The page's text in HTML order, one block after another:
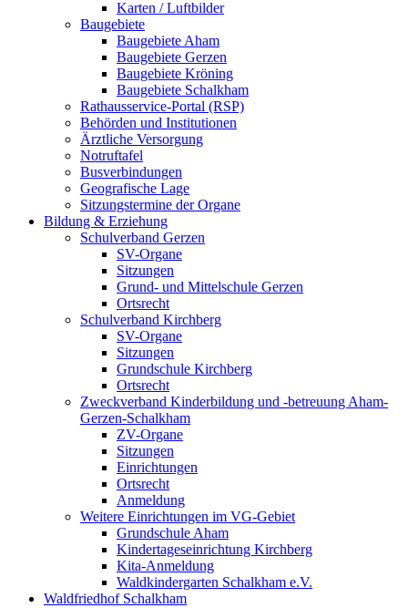
Karten / Luftbilder
Baugebiete
Baugebiete Aham
Baugebiete Gerzen
Baugebiete Kröning
Baugebiete Schalkham
Rathausservice-Portal (RSP)
Behörden und Institutionen
Ärztliche Versorgung
Notruftafel
Busverbindungen
Geografische Lage
Sitzungstermine der Organe
Bildung & Erziehung
Schulverband Gerzen
SV-Organe
Sitzungen
Grund- und Mittelschule Gerzen
Ortsrecht
Schulverband Kirchberg
SV-Organe
Sitzungen
Grundschule Kirchberg
Ortsrecht
Zweckverband Kinderbildung und -betreuung Aham-
Gerzen-Schalkham
ZV-Organe
Sitzungen
Einrichtungen
Ortsrecht
Anmeldung
Weitere Einrichtungen im VG-Gebiet
Grundschule Aham
Kindertageseinrichtung Kirchberg
Kita-Anmeldung
Waldkindergarten Schalkham e.V.
Waldfriedhof Schalkham